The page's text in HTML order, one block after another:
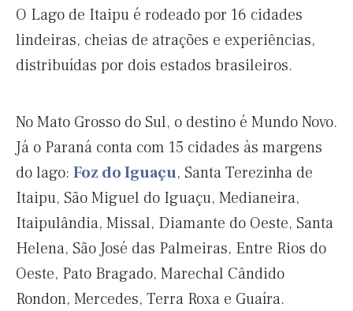
O Lago de Itaipu é rodeado por 16 cidades
lindeiras, cheias de atrações e experiências,
distribuídas por dois estados brasileiros.
No Mato Grosso do Sul, o destino é Mundo Novo.
Já o Paraná conta com 15 cidades às margens
do lago: Foz do Iguaçu, Santa Terezinha de
Itaipu, São Miguel do Iguaçu, Medianeira,
Itaipulândia, Missal, Diamante do Oeste, Santa
Helena, São José das Palmeiras, Entre Rios do
Oeste, Pato Bragado, Marechal Cândido
Rondon, Mercedes, Terra Roxa e Guaíra.